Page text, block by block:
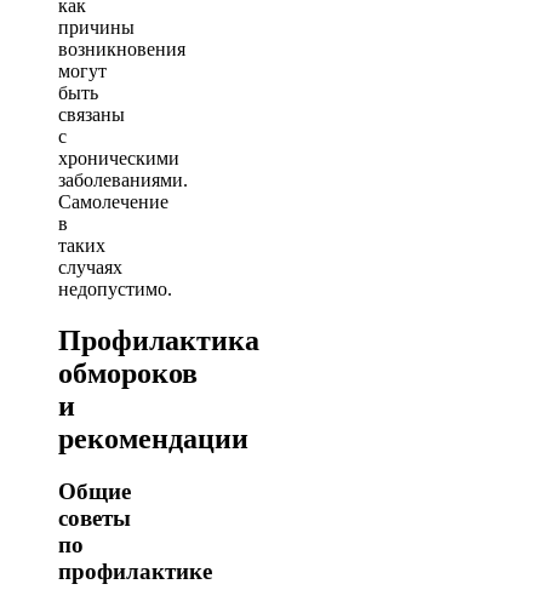
как
причины
возникновения
могут
быть
связаны
с
хроническими
заболеваниями.
Самолечение
в
таких
случаях
недопустимо.
Профилактика
обмороков
и
рекомендации
Общие
советы
по
профилактике